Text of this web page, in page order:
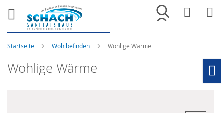
Merkliste
Startseite Wohlbefinden Wohlige Wärme
Wohlige Wärme